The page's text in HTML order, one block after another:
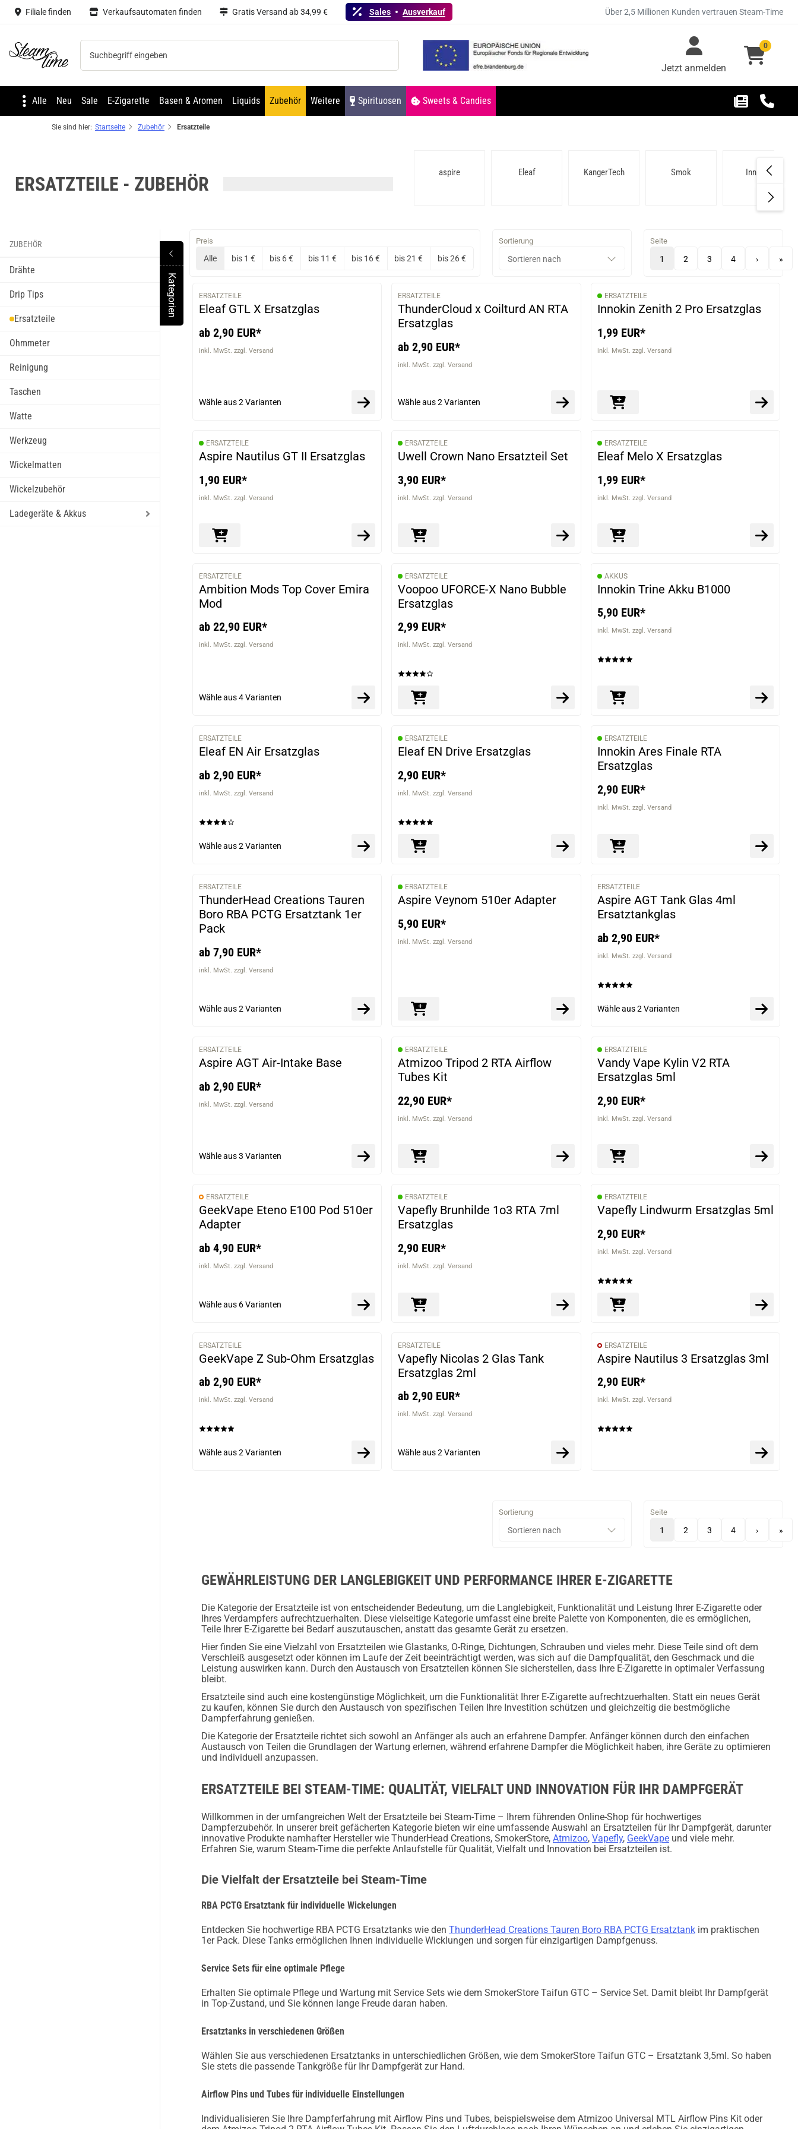
Filiale finden Verkaufsautomaten finden Gratis Versand ab 34,99 € Sales Ausverkauf Über 2,5 Millionen Kunden vertrauen Steam-Time
Steam time Jetzt anmelden
0
Alle Neu Sale E-Zigarette Basen & Aromen Liquids Zubehör Weitere Spirituosen Sweets & Candies
Sie sind hier: Startseite Zubehör Ersatzteile
ERSATZTEILE - ZUBEHÖR
Aviator Mods aspire Eleaf KangerTech Smok Innokin
KategorienToggle Menu
ZUBEHÖR
Drähte
Drip Tips
Ersatzteile
Ohmmeter
Reinigung
Taschen
Watte
Werkzeug
Wickelmatten
Wickelzubehör
Ladegeräte & Akkus
Preis
Alle bis 1 € bis 6 € bis 11 € bis 16 € bis 21 € bis 26 €
Sortierung Seite
1 2 3 4 › »
ERSATZTEILE
Eleaf GTL X Ersatzglas
ab 2,90 EUR*
inkl. MwSt. zzgl. Versand
Wähle aus2 Varianten
ERSATZTEILE
ThunderCloud x Coilturd AN RTA
Ersatzglas
ab 2,90 EUR*
inkl. MwSt. zzgl. Versand
Wähle aus2 Varianten
ERSATZTEILE
Innokin Zenith 2 Pro Ersatzglas
1,99 EUR*
inkl. MwSt. zzgl. Versand
ERSATZTEILE
Aspire Nautilus GT II Ersatzglas
1,90 EUR*
inkl. MwSt. zzgl. Versand
ERSATZTEILE
Uwell Crown Nano Ersatzteil Set
3,90 EUR*
inkl. MwSt. zzgl. Versand
ERSATZTEILE
Eleaf Melo X Ersatzglas
1,99 EUR*
inkl. MwSt. zzgl. Versand
ERSATZTEILE
Ambition Mods Top Cover Emira
Mod
ab 22,90 EUR*
inkl. MwSt. zzgl. Versand
Wähle aus4 Varianten
ERSATZTEILE
Voopoo UFORCE-X Nano Bubble
Ersatzglas
2,99 EUR*
inkl. MwSt. zzgl. Versand
AKKUS
Innokin Trine Akku B1000
5,90 EUR*
inkl. MwSt. zzgl. Versand
ERSATZTEILE
Eleaf EN Air Ersatzglas
ab 2,90 EUR*
inkl. MwSt. zzgl. Versand
Wähle aus2 Varianten
ERSATZTEILE
Eleaf EN Drive Ersatzglas
2,90 EUR*
inkl. MwSt. zzgl. Versand
ERSATZTEILE
Innokin Ares Finale RTA
Ersatzglas
2,90 EUR*
inkl. MwSt. zzgl. Versand
ERSATZTEILE
ThunderHead Creations Tauren
Boro RBA PCTG Ersatztank 1er
Pack
ab 7,90 EUR*
inkl. MwSt. zzgl. Versand
Wähle aus2 Varianten
ERSATZTEILE
Aspire Veynom 510er Adapter
5,90 EUR*
inkl. MwSt. zzgl. Versand
ERSATZTEILE
Aspire AGT Tank Glas 4ml
Ersatztankglas
ab 2,90 EUR*
inkl. MwSt. zzgl. Versand
Wähle aus2 Varianten
ERSATZTEILE
Aspire AGT Air-Intake Base
ab 2,90 EUR*
inkl. MwSt. zzgl. Versand
Wähle aus3 Varianten
ERSATZTEILE
Atmizoo Tripod 2 RTA Airflow
Tubes Kit
22,90 EUR*
inkl. MwSt. zzgl. Versand
ERSATZTEILE
Vandy Vape Kylin V2 RTA
Ersatzglas 5ml
2,90 EUR*
inkl. MwSt. zzgl. Versand
ERSATZTEILE
GeekVape Eteno E100 Pod 510er
Adapter
ab 4,90 EUR*
inkl. MwSt. zzgl. Versand
Wähle aus 6 Varianten
ERSATZTEILE
Vapefly Brunhilde 1o3 RTA 7ml
Ersatzglas
2,90 EUR*
inkl. MwSt. zzgl. Versand
ERSATZTEILE
Vapefly Lindwurm Ersatzglas 5ml
2,90 EUR*
inkl. MwSt. zzgl. Versand
ERSATZTEILE
GeekVape Z Sub-Ohm Ersatzglas
ab 2,90 EUR*
inkl. MwSt. zzgl. Versand
Wähle aus2 Varianten
ERSATZTEILE
Vapefly Nicolas 2 Glas Tank
Ersatzglas 2ml
ab 2,90 EUR*
inkl. MwSt. zzgl. Versand
Wähle aus2 Varianten
ERSATZTEILE
Aspire Nautilus 3 Ersatzglas 3ml
2,90 EUR*
inkl. MwSt. zzgl. Versand
Sortierung Seite
1 2 3 4 › »
GEWÄHRLEISTUNG DER LANGLEBIGKEIT UND PERFORMANCE IHRER E-ZIGARETTE
Die Kategorie der Ersatzteile ist von entscheidender Bedeutung, um die Langlebigkeit, Funktionalität und Leistung Ihrer E-Zigarette oder
Ihres Verdampfers aufrechtzuerhalten. Diese vielseitige Kategorie umfasst eine breite Palette von Komponenten, die es ermöglichen,
Teile Ihrer E-Zigarette bei Bedarf auszutauschen, anstatt das gesamte Gerät zu ersetzen.
Hier finden Sie eine Vielzahl von Ersatzteilen wie Glastanks, O-Ringe, Dichtungen, Schrauben und vieles mehr. Diese Teile sind oft dem
Verschleiß ausgesetzt oder können im Laufe der Zeit beeinträchtigt werden, was sich auf die Dampfqualität, den Geschmack und die
Leistung auswirken kann. Durch den Austausch von Ersatzteilen können Sie sicherstellen, dass Ihre E-Zigarette in optimaler Verfassung
bleibt.
Ersatzteile sind auch eine kostengünstige Möglichkeit, um die Funktionalität Ihrer E-Zigarette aufrechtzuerhalten. Statt ein neues Gerät
zu kaufen, können Sie durch den Austausch von spezifischen Teilen Ihre Investition schützen und gleichzeitig die bestmögliche
Dampferfahrung genießen.
Die Kategorie der Ersatzteile richtet sich sowohl an Anfänger als auch an erfahrene Dampfer. Anfänger können durch den einfachen
Austausch von Teilen die Grundlagen der Wartung erlernen, während erfahrene Dampfer die Möglichkeit haben, ihre Geräte zu optimieren
und individuell anzupassen.
ERSATZTEILE BEI STEAM-TIME: QUALITÄT, VIELFALT UND INNOVATION FÜR IHR DAMPFGERÄT
Willkommen in der umfangreichen Welt der Ersatzteile bei Steam-Time – Ihrem führenden Online-Shop für hochwertiges
Dampferzubehör. In unserer breit gefächerten Kategorie bieten wir eine umfassende Auswahl an Ersatzteilen für Ihr Dampfgerät, darunter
innovative Produkte namhafter Hersteller wie ThunderHead Creations, SmokerStore, Atmizoo, Vapefly, GeekVape und viele mehr.
Erfahren Sie, warum Steam-Time die perfekte Anlaufstelle für Qualität, Vielfalt und Innovation bei Ersatzteilen ist.
Die Vielfalt der Ersatzteile bei Steam-Time
RBA PCTG Ersatztank für individuelle Wickelungen
Entdecken Sie hochwertige RBA PCTG Ersatztanks wie den ThunderHead Creations Tauren Boro RBA PCTG Ersatztank im praktischen
1er Pack. Diese Tanks ermöglichen Ihnen individuelle Wicklungen und sorgen für einzigartigen Dampfgenuss.
Service Sets für eine optimale Pflege
Erhalten Sie optimale Pflege und Wartung mit Service Sets wie dem SmokerStore Taifun GTC – Service Set. Damit bleibt Ihr Dampfgerät
in Top-Zustand, und Sie können lange Freude daran haben.
Ersatztanks in verschiedenen Größen
Wählen Sie aus verschiedenen Ersatztanks in unterschiedlichen Größen, wie dem SmokerStore Taifun GTC – Ersatztank 3,5ml. So haben
Sie stets die passende Tankgröße für Ihr Dampfgerät zur Hand.
Airflow Pins und Tubes für individuelle Einstellungen
Individualisieren Sie Ihre Dampferfahrung mit Airflow Pins und Tubes, beispielsweise dem Atmizoo Universal MTL Airflow Pins Kit oder